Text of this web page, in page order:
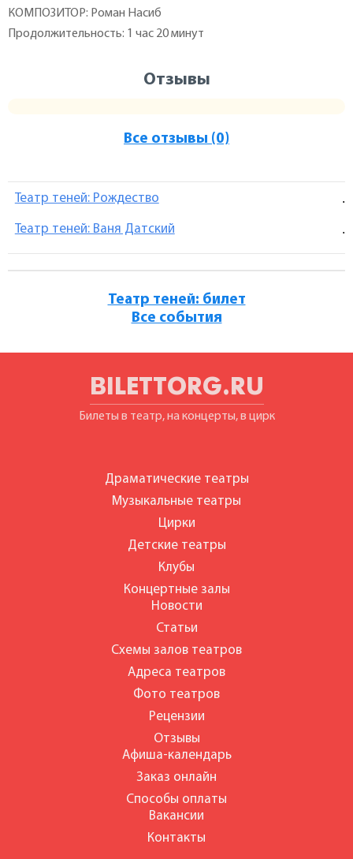
КОМПОЗИТОР: Роман Насиб
Продолжительность: 1 час 20 минут
Отзывы
Все отзывы (0)
Театр теней: Рождество .
Театр теней: Ваня Датский .
Театр теней: билет
Все события
BILETTORG.RU
Билеты в театр, на концерты, в цирк
Драматические театры
Музыкальные театры
Цирки
Детские театры
Клубы
Концертные залы
Новости
Статьи
Схемы залов театров
Адреса театров
Фото театров
Рецензии
Отзывы
Афиша-календарь
Заказ онлайн
Способы оплаты
Вакансии
Контакты